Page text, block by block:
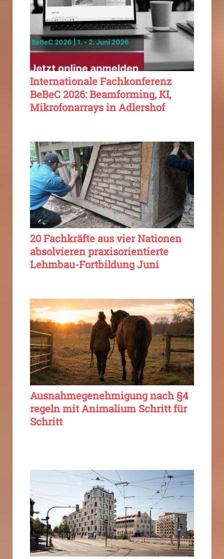
Internationale Fachkonferenz
BeBeC 2026: Beamforming, KI,
Mikrofonarrays in Adlershof
20 Fachkräfte aus vier Nationen
absolvieren praxisorientierte
Lehmbau-Fortbildung Juni
Ausnahmegenehmigung nach §4
regeln mit Animalium Schritt für
Schritt